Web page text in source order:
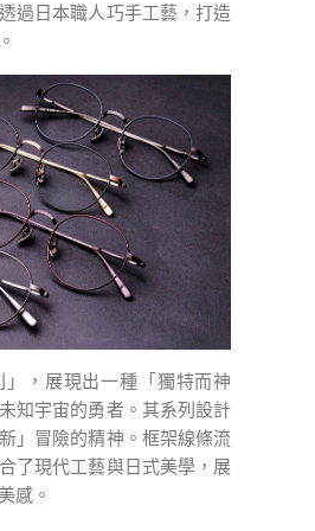
過日本職人巧手工藝，打造
，展現出一種「獨特而神
知宇宙的勇者。其系列設計
」冒險的精神。框架線條流
了現代工藝與日式美學，展
感。